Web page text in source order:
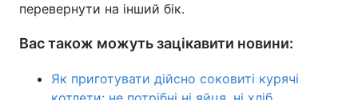
перевернути на інший бік.
Вас також можуть зацікавити новини:
Як приготувати дійсно соковиті курячі